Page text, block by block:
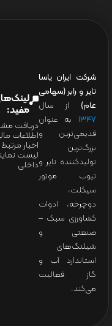
شرکت ایران یاسا
تایر و رابر (سهامی
عام) از سال
۱۳۴۷ به عنوان
قدیمی‌ترین و
بزرگ‌ترین
تولیدکننده تایر و
تیوب موتور
سیکلت،
دوچرخه، ادوات
کشاورزی سبک –
صنعتی و
شیلنگ‌های
استاندارد آب و
گاز فعالیت
می‌کند.
مفید:
دریافت
اطلاعات
اخبار مرتبط
لیست
داخلی